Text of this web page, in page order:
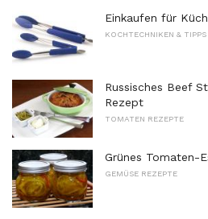
Einkaufen für
KOCHTECHNIKEN & TIPPS
Russisches Beef
Rezept
TOMATEN REZEPTE
Grünes Tomaten-
GEMÜSE REZEPTE